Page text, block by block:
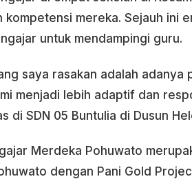
kompetensi mereka. Sejauh ini
untuk mendampingi guru.
saya rasakan adalah adanya
menjadi lebih adaptif dan
di SDN 05 Buntulia di Dusun
Merdeka Pohuwato
dengan Pani Gold